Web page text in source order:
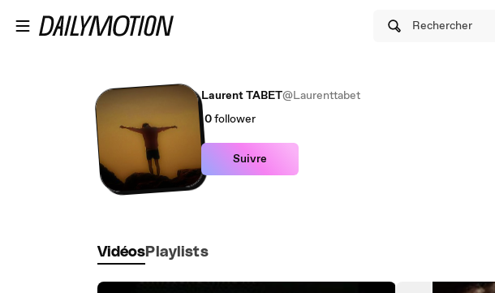
Rechercher
Laurent TABET@Laurenttabet
0follower
Suivre
Vidéos Playlists